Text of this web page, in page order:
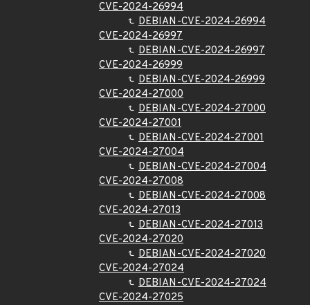
CVE-2024-26994
DEBIAN-CVE-2024-26994
CVE-2024-26997
DEBIAN-CVE-2024-26997
CVE-2024-26999
DEBIAN-CVE-2024-26999
CVE-2024-27000
DEBIAN-CVE-2024-27000
CVE-2024-27001
DEBIAN-CVE-2024-27001
CVE-2024-27004
DEBIAN-CVE-2024-27004
CVE-2024-27008
DEBIAN-CVE-2024-27008
CVE-2024-27013
DEBIAN-CVE-2024-27013
CVE-2024-27020
DEBIAN-CVE-2024-27020
CVE-2024-27024
DEBIAN-CVE-2024-27024
CVE-2024-27025